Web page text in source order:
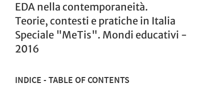
EDA nella contemporaneità.
Teorie, contesti e pratiche in Italia
Speciale "MeTis". Mondi educativi -
2016
INDICE - TABLE OF CONTENTS